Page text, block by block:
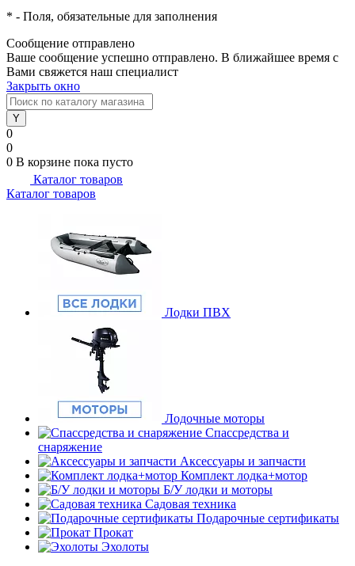
* - Поля, обязательные для заполнения
Сообщение отправлено
Ваше сообщение успешно отправлено. В ближайшее время с
Вами свяжется наш специалист
Закрыть окно
0
0
0 В корзине пока пусто
Каталог товаров
Каталог товаров
Лодки ПВХ
Лодочные моторы
Спассредства и
снаряжение
Аксессуары и запчасти
Комплект лодка+мотор
Б/У лодки и моторы
Садовая техника
Подарочные сертификаты
Прокат
Эхолоты